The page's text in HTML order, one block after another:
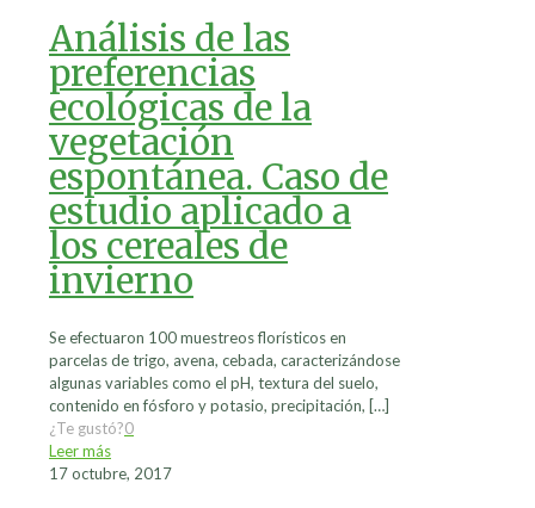
Análisis de las
preferencias
ecológicas de la
vegetación
espontánea. Caso de
estudio aplicado a
los cereales de
invierno
Se efectuaron 100 muestreos florísticos en
parcelas de trigo, avena, cebada, caracterizándose
algunas variables como el pH, textura del suelo,
contenido en fósforo y potasio, precipitación, […]
¿Te gustó?0
Leer más
17 octubre, 2017